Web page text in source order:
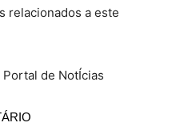
relacionados a este
Portal de NotÍcias